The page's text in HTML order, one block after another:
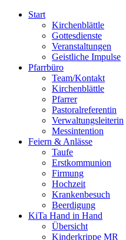
Start
Kirchenblättle
Gottesdienste
Veranstaltungen
Geistliche Impulse
Pfarrbüro
Team/Kontakt
Kirchenblättle
Pfarrer
Pastoralreferentin
Verwaltungsleiterin
Messintention
Feiern & Anlässe
Taufe
Erstkommunion
Firmung
Hochzeit
Krankenbesuch
Beerdigung
KiTa Hand in Hand
Übersicht
Kinderkrippe MR